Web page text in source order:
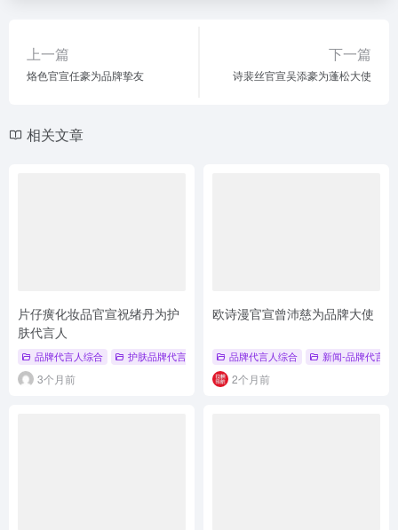
上一篇
烙色官宣任豪为品牌挚友
下一篇
诗裴丝官宣吴添豪为蓬松大使
相关文章
片仔癀化妆品官宣祝绪丹为护
肤代言人
品牌代言人综合 护肤品牌代言人
3个月前
欧诗漫官宣曾沛慈为品牌大使
品牌代言人综合 新闻-品牌代言人
2个月前